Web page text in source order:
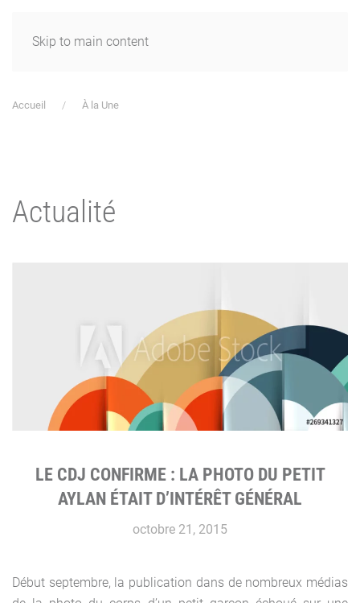
Skip to main content
Accueil À la Une
Actualité
LE CDJ CONFIRME : LA PHOTO DU PETIT
AYLAN ÉTAIT D’INTÉRÊT GÉNÉRAL
octobre 21, 2015
Début septembre, la publication dans de nombreux médias